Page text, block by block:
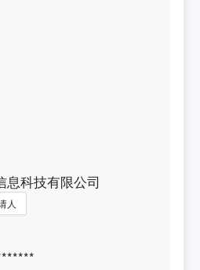
息科技有限公司
人